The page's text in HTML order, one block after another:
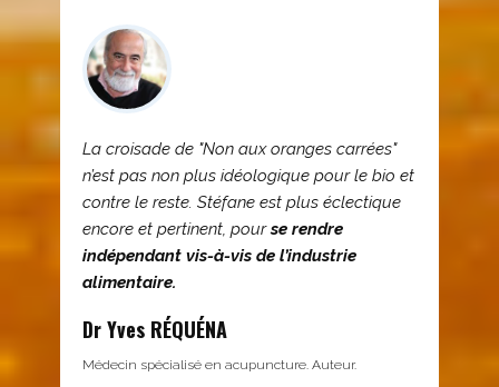
La croisade de "Non aux oranges carrées"
n’est pas non plus idéologique pour le bio et
contre le reste. Stéfane est plus éclectique
encore et pertinent, pourse rendre
indépendant vis-à-vis de l’industrie
alimentaire.
Dr Yves RÉQUÉNA
Médecin spécialisé en acupuncture. Auteur.